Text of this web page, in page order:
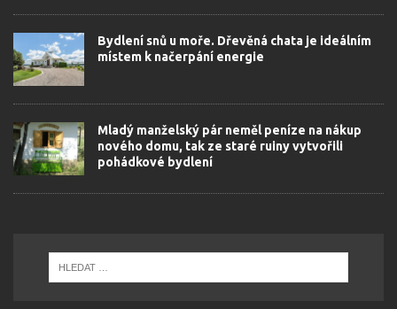
Bydlení snů u moře. Dřevěná chata je ideálním
místem k načerpání energie
Mladý manželský pár neměl peníze na nákup
nového domu, tak ze staré ruiny vytvořili
pohádkové bydlení